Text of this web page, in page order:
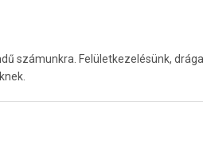
számunkra. Felületkezelésünk,